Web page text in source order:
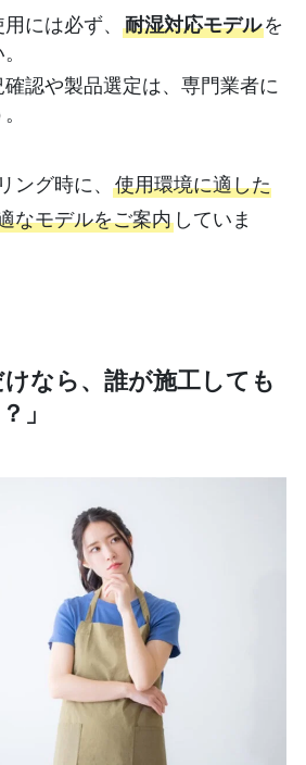
には必ず、 耐湿対応モデルを
認や製品選定は、専門業者に
ング時に、 使用環境に適した
なモデルをご案内していま
なら、誰が施工しても
」